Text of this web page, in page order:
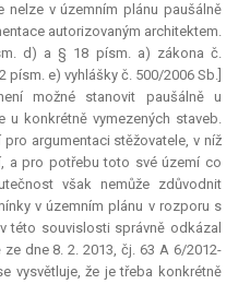
nelze v územním plánu paušálně
autorizovaným architektem.
d) a § 18 písm. a) zákona č.
písm. e) vyhlášky č. 500/2006 Sb.]
možné stanovit paušálně u
u konkrétně vymezených staveb.
argumentaci stěžovatele, v níž
a pro potřebu toto své území co
však nemůže zdůvodnit
v územním plánu v rozporu s
této souvislosti správně odkázal
dne 8. 2. 2013, čj. 63 A 6/2012-
vysvětluje, že je třeba konkrétně